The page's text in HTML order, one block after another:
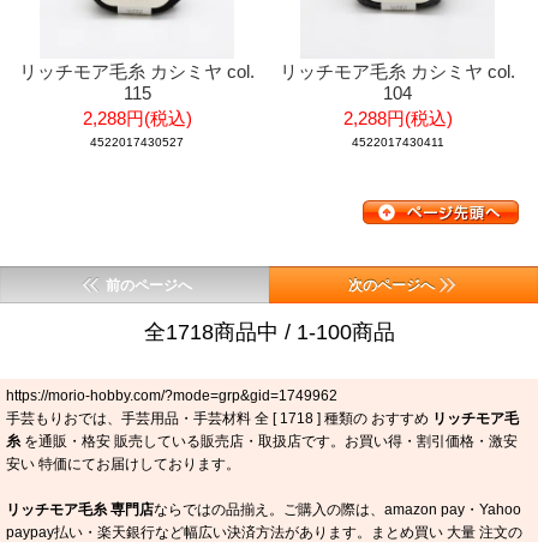
リッチモア毛糸 カシミヤ col.
115
2,288円(税込)
4522017430527
リッチモア毛糸 カシミヤ col.
104
2,288円(税込)
4522017430411
前のページへ 次のページへ
全1718商品中 / 1-100商品
https://morio-hobby.com/?mode=grp&gid=1749962
手芸もりおでは、手芸用品・手芸材料 全 [ 1718 ] 種類の おすすめ リッチモア毛
糸 を通販・格安 販売している販売店・取扱店です。お買い得・割引価格・激安
安い 特価にてお届けしております。
リッチモア毛糸 専門店ならではの品揃え。ご購入の際は、amazon pay・Yahoo
paypay払い・楽天銀行など幅広い決済方法があります。まとめ買い 大量 注文の